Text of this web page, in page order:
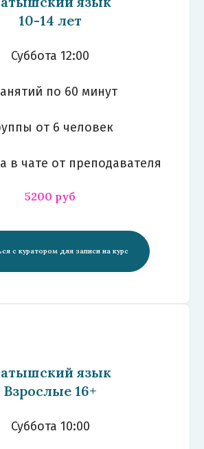
10-14 лет
Суббота 12:00
по 60 минут
от 6 человек
в чате от преподавателя
5200 руб
с куратором для записи на курс
язык
Взрослые 16+
Суббота 10:00